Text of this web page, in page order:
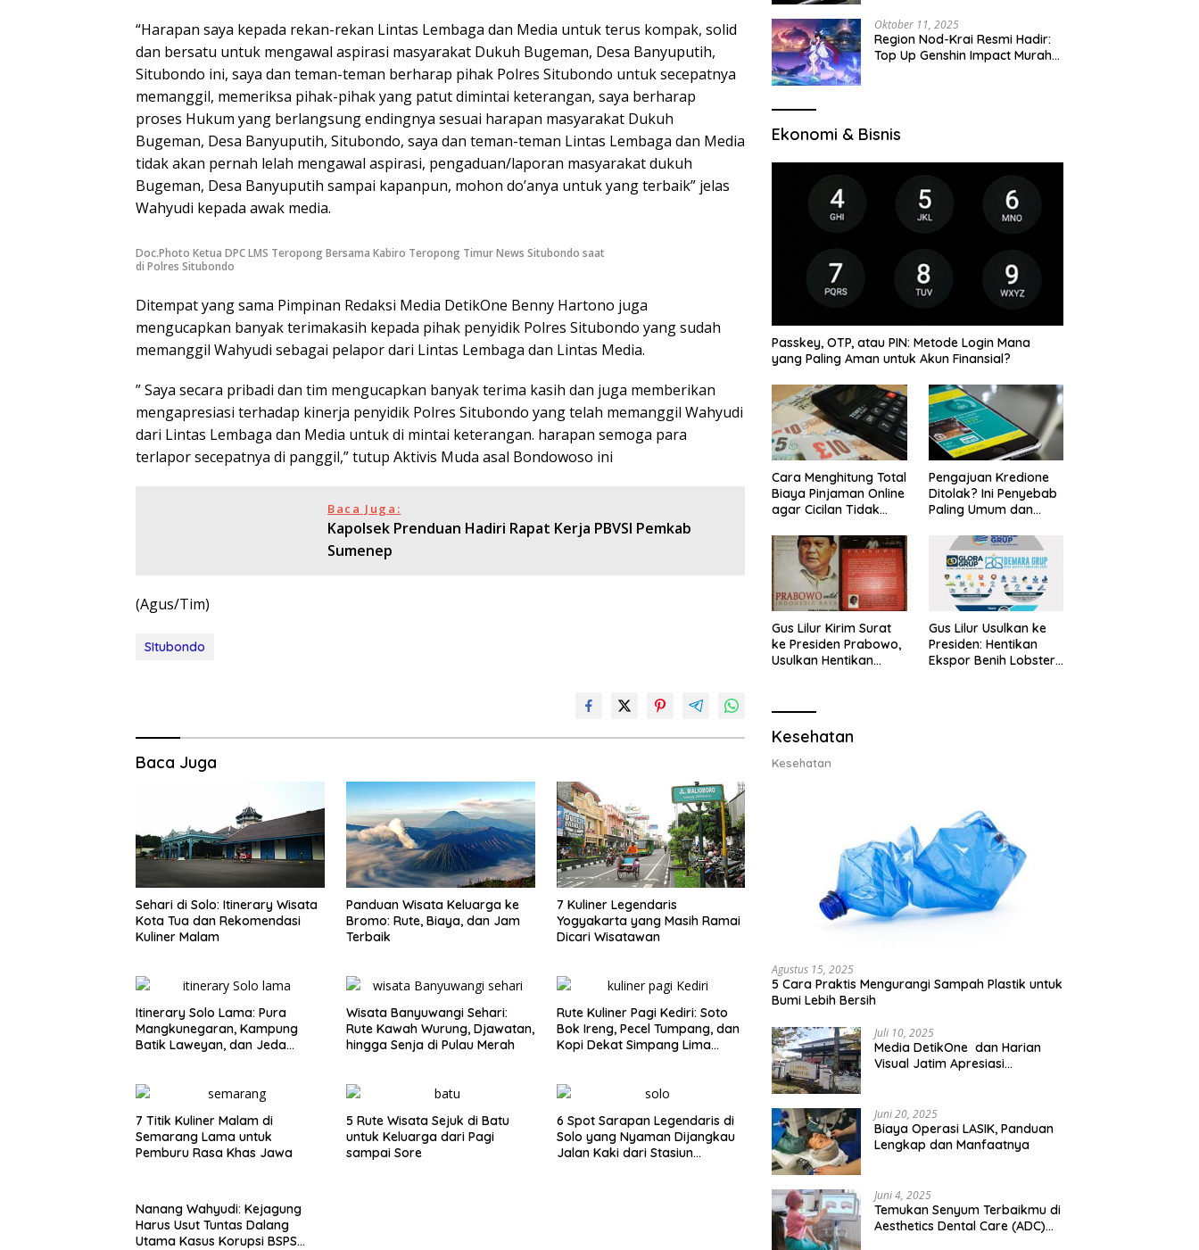
“Harapan saya kepada rekan-rekan Lintas Lembaga dan Media untuk terus kompak, solid
dan bersatu untuk mengawal aspirasi masyarakat Dukuh Bugeman, Desa Banyuputih,
Situbondo ini, saya dan teman-teman berharap pihak Polres Situbondo untuk secepatnya
memanggil, memeriksa pihak-pihak yang patut dimintai keterangan, saya berharap
proses Hukum yang berlangsung endingnya sesuai harapan masyarakat Dukuh
Bugeman, Desa Banyuputih, Situbondo, saya dan teman-teman Lintas Lembaga dan Media
tidak akan pernah lelah mengawal aspirasi, pengaduan/laporan masyarakat dukuh
Bugeman, Desa Banyuputih sampai kapanpun, mohon do’anya untuk yang terbaik” jelas
Wahyudi kepada awak media.
Doc.Photo Ketua DPC LMS Teropong Bersama Kabiro Teropong Timur News Situbondo saat
di Polres Situbondo
Ditempat yang sama Pimpinan Redaksi Media DetikOne Benny Hartono juga
mengucapkan banyak terimakasih kepada pihak penyidik Polres Situbondo yang sudah
memanggil Wahyudi sebagai pelapor dari Lintas Lembaga dan Lintas Media.
” Saya secara pribadi dan tim mengucapkan banyak terima kasih dan juga memberikan
mengapresiasi terhadap kinerja penyidik Polres Situbondo yang telah memanggil Wahyudi
dari Lintas Lembaga dan Media untuk di mintai keterangan. harapan semoga para
terlapor secepatnya di panggil,” tutup Aktivis Muda asal Bondowoso ini
Baca Juga:
Kapolsek Prenduan Hadiri Rapat Kerja PBVSI Pemkab
Sumenep
(Agus/Tim)
SItubondo
Baca Juga
Sehari di Solo: Itinerary Wisata
Kota Tua dan Rekomendasi
Kuliner Malam
Panduan Wisata Keluarga ke
Bromo: Rute, Biaya, dan Jam
Terbaik
7 Kuliner Legendaris
Yogyakarta yang Masih Ramai
Dicari Wisatawan
Itinerary Solo Lama: Pura
Mangkunegaran, Kampung
Batik Laweyan, dan Jeda
Wisata Banyuwangi Sehari:
Rute Kawah Wurung, Djawatan,
hingga Senja di Pulau Merah
Rute Kuliner Pagi Kediri: Soto
Bok Ireng, Pecel Tumpang, dan
Kopi Dekat Simpang Lima
7 Titik Kuliner Malam di
Semarang Lama untuk
Pemburu Rasa Khas Jawa
5 Rute Wisata Sejuk di Batu
untuk Keluarga dari Pagi
sampai Sore
6 Spot Sarapan Legendaris di
Solo yang Nyaman Dijangkau
Jalan Kaki dari Stasiun
Nanang Wahyudi: Kejagung
Harus Usut Tuntas Dalang
Utama Kasus Korupsi BSPS
Oktober 11, 2025
Region Nod-Krai Resmi Hadir:
Top Up Genshin Impact Murah
Ekonomi & Bisnis
Passkey, OTP, atau PIN: Metode Login Mana
yang Paling Aman untuk Akun Finansial?
Cara Menghitung Total
Biaya Pinjaman Online
agar Cicilan Tidak
Pengajuan Kredione
Ditolak? Ini Penyebab
Paling Umum dan
Gus Lilur Kirim Surat
ke Presiden Prabowo,
Usulkan Hentikan
Lobster 50 Gram
Gus Lilur Usulkan ke
Presiden: Hentikan
Ekspor Benih Lobster,
Kesehatan
Kesehatan
Agustus 15, 2025
5 Cara Praktis Mengurangi Sampah Plastik untuk
Bumi Lebih Bersih
Juli 10, 2025
Media DetikOne dan Harian
Visual Jatim Apresiasi
Juni 20, 2025
Biaya Operasi LASIK, Panduan
Lengkap dan Manfaatnya
Juni 4, 2025
Temukan Senyum Terbaikmu di
Aesthetics Dental Care (ADC)